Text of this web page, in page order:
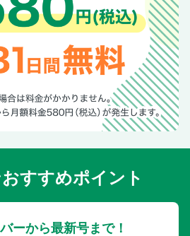
これでサンリオファミリーに！」
レクション
もっと皇室ニュース2025年12月愛子
ン限定特典
すすめポイント
ーから最新号まで！